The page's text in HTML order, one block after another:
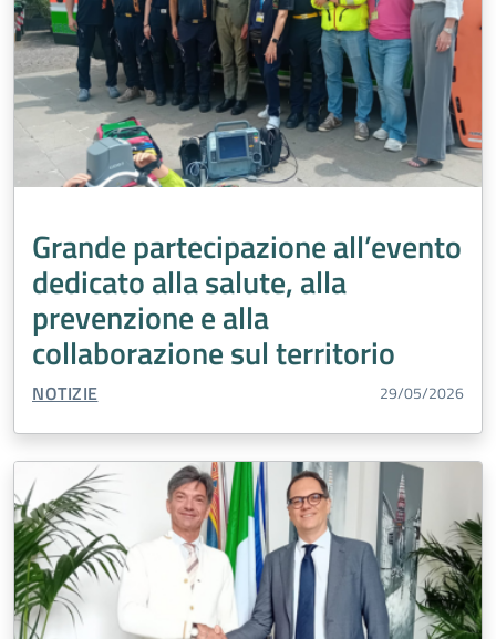
Grande partecipazione all’evento
dedicato alla salute, alla
prevenzione e alla
collaborazione sul territorio
TIPO CONTENUTO:
NOTIZIE 29/05/2026